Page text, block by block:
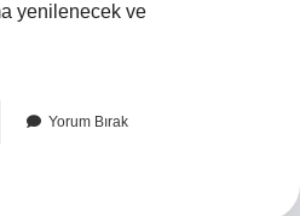
yenilenecek ve
Yorum Bırak